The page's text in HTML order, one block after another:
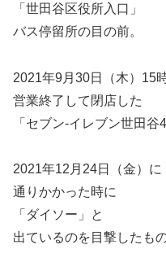
「世田谷区役所入口」
バス停留所の目の前。
2021年9月30日（木）15
営業終了して閉店した
「セブン-イレブン世田谷
2021年12月24日（金）に
通りかかった時に
「ダイソー」と
出ているのを目撃したも